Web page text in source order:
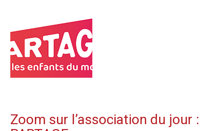
Zoom sur l’association du jour :